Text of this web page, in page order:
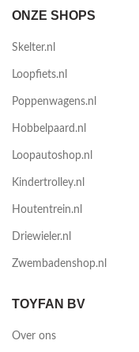
ONZE SHOPS
Skelter.nl
Loopfiets.nl
Poppenwagens.nl
Hobbelpaard.nl
Loopautoshop.nl
Kindertrolley.nl
Houtentrein.nl
Driewieler.nl
Zwembadenshop.nl
TOYFAN BV
Over ons